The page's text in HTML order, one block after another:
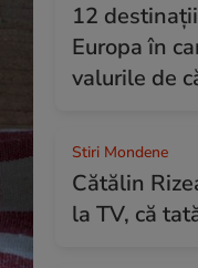
12
Europa în
valurile de
Stiri Mondene
Cătălin
la TV, că